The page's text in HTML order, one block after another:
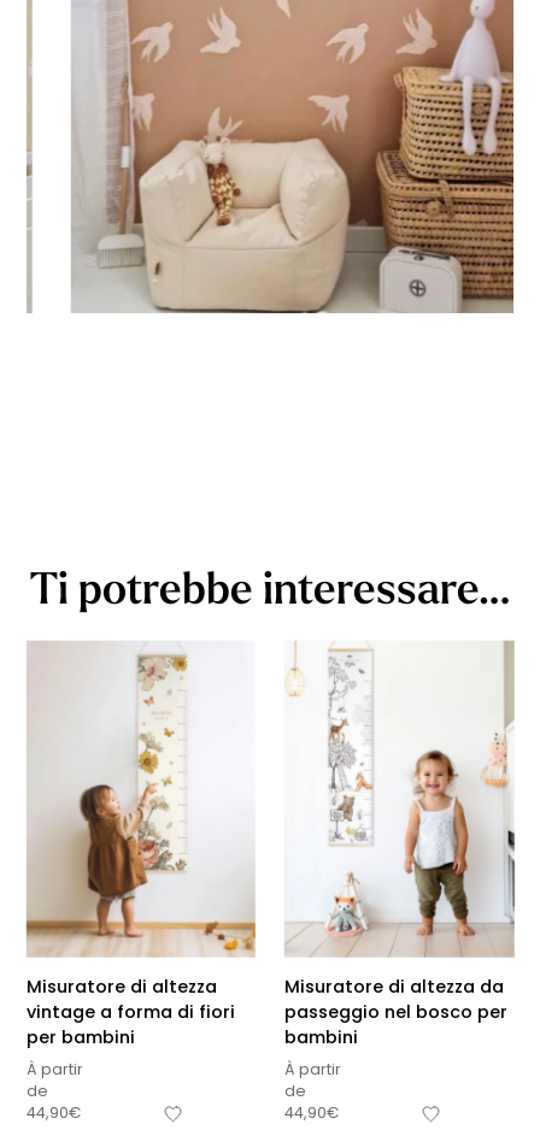
Ti potrebbe interessare…
Misuratore di altezza
vintage a forma di fiori
per bambini
À partir
de
44,90€
Misuratore di altezza da
passeggio nel bosco per
bambini
À partir
de
44,90€